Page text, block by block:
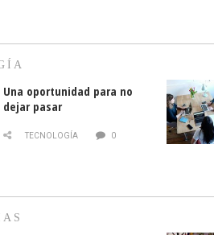
Una oportunidad para no
dejar pasar
TECNOLOGÍA 0